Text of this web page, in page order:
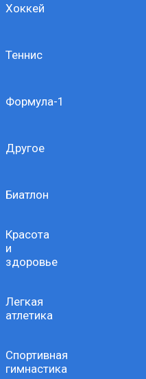
Хоккей
Теннис
Формула-1
Другое
Биатлон
Красота
и
здоровье
Легкая
атлетика
Спортивная
гимнастика